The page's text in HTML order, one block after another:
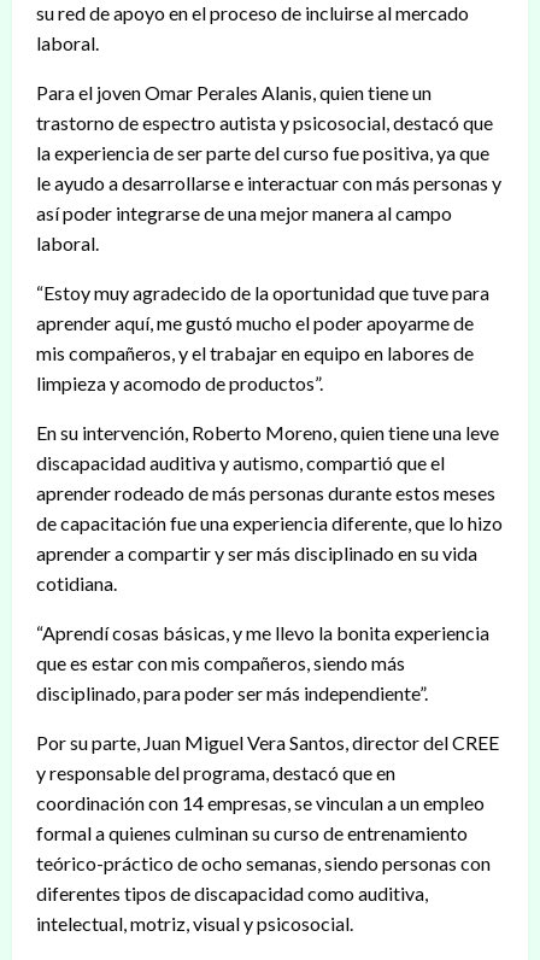
su red de apoyo en el proceso de incluirse al mercado
laboral.
Para el joven Omar Perales Alanis, quien tiene un
trastorno de espectro autista y psicosocial, destacó que
la experiencia de ser parte del curso fue positiva, ya que
le ayudo a desarrollarse e interactuar con más personas y
así poder integrarse de una mejor manera al campo
laboral.
“Estoy muy agradecido de la oportunidad que tuve para
aprender aquí, me gustó mucho el poder apoyarme de
mis compañeros, y el trabajar en equipo en labores de
limpieza y acomodo de productos”.
En su intervención, Roberto Moreno, quien tiene una leve
discapacidad auditiva y autismo, compartió que el
aprender rodeado de más personas durante estos meses
de capacitación fue una experiencia diferente, que lo hizo
aprender a compartir y ser más disciplinado en su vida
cotidiana.
“Aprendí cosas básicas, y me llevo la bonita experiencia
que es estar con mis compañeros, siendo más
disciplinado, para poder ser más independiente”.
Por su parte, Juan Miguel Vera Santos, director del CREE
y responsable del programa, destacó que en
coordinación con 14 empresas, se vinculan a un empleo
formal a quienes culminan su curso de entrenamiento
teórico-práctico de ocho semanas, siendo personas con
diferentes tipos de discapacidad como auditiva,
intelectual, motriz, visual y psicosocial.